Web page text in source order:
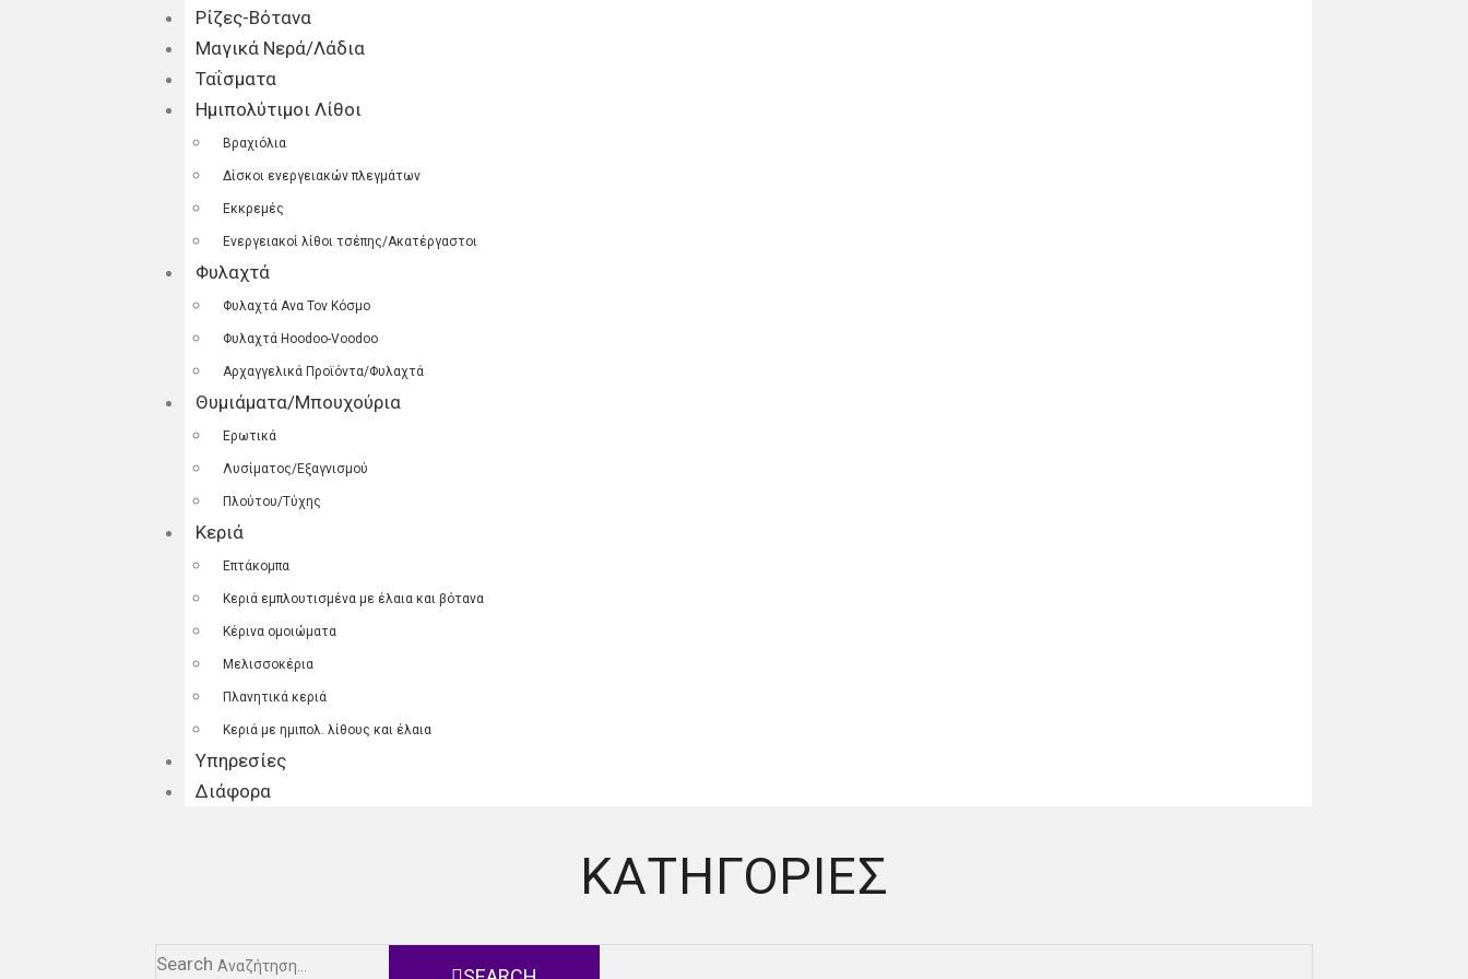
Ρίζες-Βότανα
Μαγικά Νερά/Λάδια
Ταΐσματα
Ημιπολύτιμοι Λίθοι
Βραχιόλια
Δίσκοι ενεργειακών πλεγμάτων
Εκκρεμές
Ενεργειακοί λίθοι τσέπης/Ακατέργαστοι
Φυλαχτά
Φυλαχτά Ανα Τον Κόσμο
Φυλαχτά Hoodoo-Voodoo
Αρχαγγελικά Προϊόντα/Φυλαχτά
Θυμιάματα/Μπουχούρια
Ερωτικά
Λυσίματος/Εξαγνισμού
Πλούτου/Τύχης
Κεριά
Επτάκομπα
Κεριά εμπλουτισμένα με έλαια και βότανα
Κέρινα ομοιώματα
Μελισσοκέρια
Πλανητικά κεριά
Κεριά με ημιπολ. λίθους και έλαια
Υπηρεσίες
Διάφορα
ΚΑΤΗΓΟΡΊΕΣ
Search